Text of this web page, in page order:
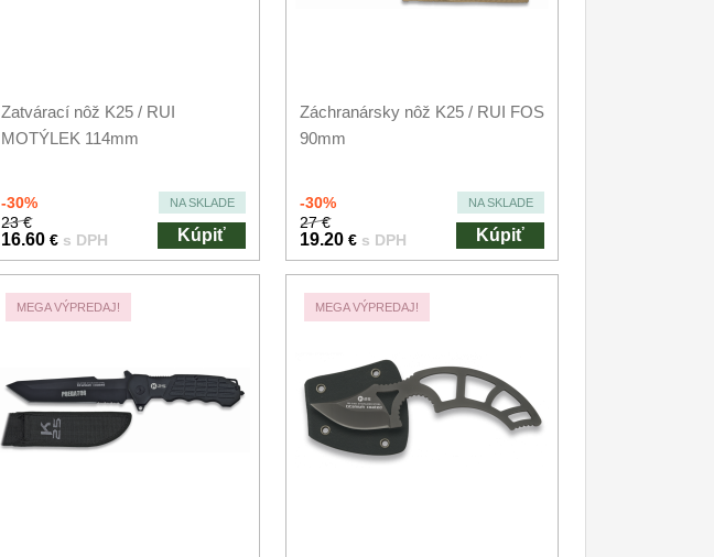
Zatvárací nôž K25 / RUI
MOTÝLEK 114mm
-30% NA SKLADE
23 €
16.60 € s DPH Kúpiť
Záchranársky nôž K25 / RUI FOS
90mm
-30% NA SKLADE
27 €
19.20 € s DPH Kúpiť
MEGA VÝPREDAJ! MEGA VÝPREDAJ!